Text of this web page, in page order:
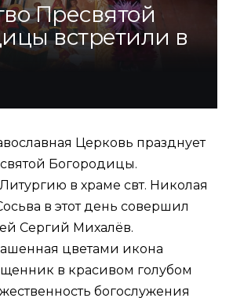
Пресвятой
встретили в
Церковь празднует
Богородицы.
в храме свт. Николая
в этот день совершил
Сергий Михалёв.
цветами икона
в красивом голубом
богослужения